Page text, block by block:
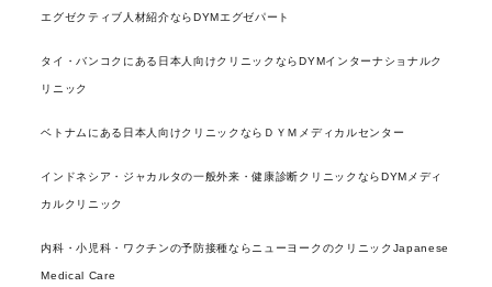
エグゼクティブ人材紹介ならDYMエグゼパート
タイ・バンコクにある日本人向けクリニックならDYMインターナショナルク
リニック
ベトナムにある日本人向けクリニックならＤＹＭメディカルセンター
インドネシア・ジャカルタの一般外来・健康診断クリニックならDYMメディ
カルクリニック
内科・小児科・ワクチンの予防接種ならニューヨークのクリニックJapanese
Medical Care